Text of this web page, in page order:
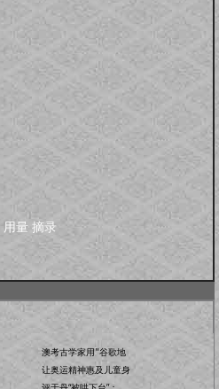
三六岁幼儿 胎教常识
妈妈食谱
世界科研
婴幼健康 护理卫生
日常除菌
用量 摘录
澳考古学家用"谷歌地
让奥运精神惠及儿童身